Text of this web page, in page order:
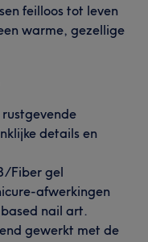
feilloos tot leven
warme, gezellige
rustgevende
details en
Fiber gel
afwerkingen
nail art.
gewerkt met de